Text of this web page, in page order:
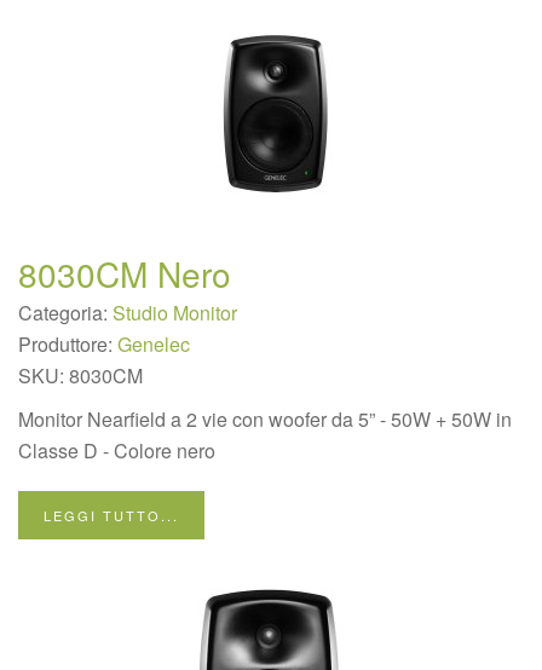
8030CM Nero
Categoria: Studio Monitor
Produttore: Genelec
SKU: 8030CM
Monitor Nearfield a 2 vie con woofer da 5” - 50W + 50W in
Classe D - Colore nero
LEGGI TUTTO...